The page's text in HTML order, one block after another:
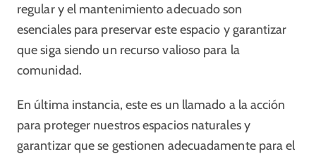
regular y el mantenimiento adecuado son
esenciales para preservar este espacio y garantizar
que siga siendo un recurso valioso para la
comunidad.
En última instancia, este es un llamado a la acción
para proteger nuestros espacios naturales y
garantizar que se gestionen adecuadamente para el